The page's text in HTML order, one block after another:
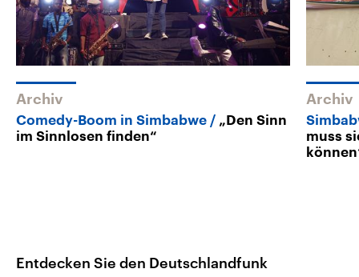
Archiv
Comedy-Boom in Simbabwe
„Den Sinn
im Sinnlosen finden“
Archiv
muss
Entdecken Sie den Deutschlandfunk